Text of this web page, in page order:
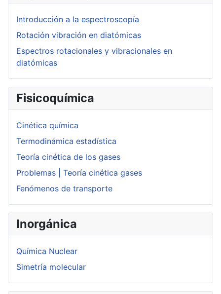
Introducción a la espectroscopía
Rotación vibración en diatómicas
Espectros rotacionales y vibracionales en
diatómicas
Fisicoquímica
Cinética química
Termodinámica estadística
Teoría cinética de los gases
Problemas | Teoría cinética gases
Fenómenos de transporte
Inorgánica
Química Nuclear
Simetría molecular